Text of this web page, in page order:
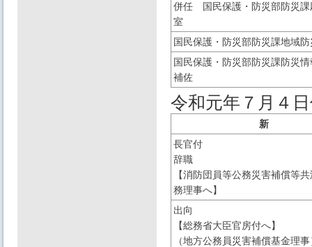
併任 国民保護・防災部防災課
室
国民保護・防災部防災課地域
国民保護・防災部防災課防災
補佐
令和元年７月４
新
長官付
辞職
【消防団員等公務災害補償等
務理事へ】
出向
【総務省大臣官房付へ】
（地方公務員災害補償基金理